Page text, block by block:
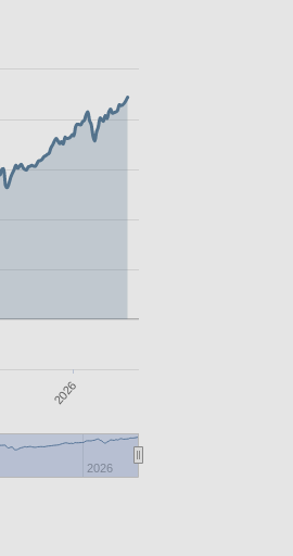
2026
2026